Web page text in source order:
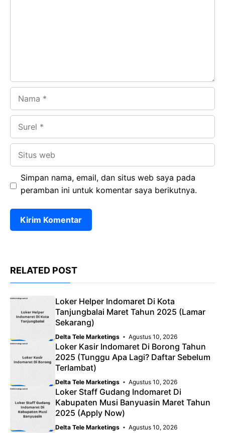
Simpan nama, email, dan situs web saya pada
peramban ini untuk komentar saya berikutnya.
RELATED POST
Loker Helper Indomaret Di Kota
Tanjungbalai Maret Tahun 2025 (Lamar
Sekarang)
Delta Tele Marketings Agustus 10, 2026
Loker Kasir Indomaret Di Borong Tahun
2025 (Tunggu Apa Lagi? Daftar Sebelum
Terlambat)
Delta Tele Marketings Agustus 10, 2026
Loker Staff Gudang Indomaret Di
Kabupaten Musi Banyuasin Maret Tahun
2025 (Apply Now)
Delta Tele Marketings Agustus 10, 2026